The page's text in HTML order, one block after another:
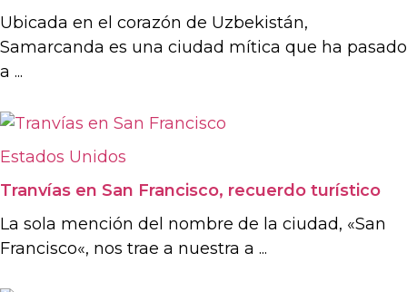
Ubicada en el corazón de Uzbekistán,
Samarcanda es una ciudad mítica que ha pasado
a ...
Estados Unidos
Tranvías en San Francisco, recuerdo turístico
La sola mención del nombre de la ciudad, «San
Francisco«, nos trae a nuestra a ...